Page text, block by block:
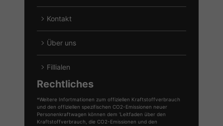
Kontakt
Über uns
Fillialen
Rechtliches
*Weitere Infortmationen zum offiziellen Kraftstoffverbrauch
und den offiziellen spezifischen CO2-Emissionen neuer
Personenkraftwagen können dem 'Leitfaden über den
Kraftstoffverbrauch, die CO2-Emissionen und den